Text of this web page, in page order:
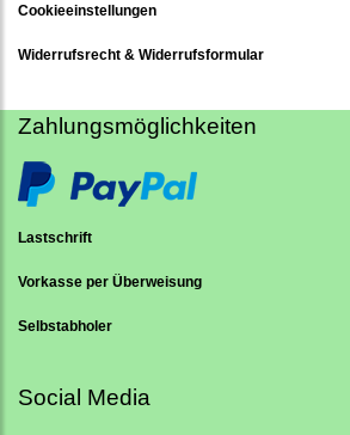
Cookieeinstellungen
Widerrufsrecht & Widerrufsformular
Zahlungsmöglichkeiten
Lastschrift
Vorkasse per Überweisung
Selbstabholer
Social Media